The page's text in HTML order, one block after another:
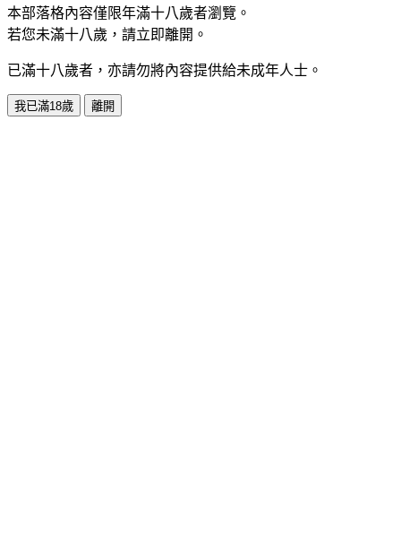
本部落格內容僅限年滿十八歲者瀏覽。
若您未滿十八歲，請立即離開。
已滿十八歲者，亦請勿將內容提供給未成年人士。
我已滿18歲 離開